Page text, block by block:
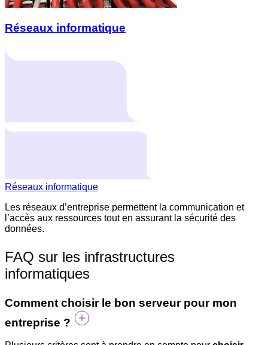
Réseaux informatique
Réseaux informatique
Les réseaux d’entreprise permettent la communication et
l’accès aux ressources tout en assurant la sécurité des
données.
FAQ sur les infrastructures
informatiques
Comment choisir le bon serveur pour mon
entreprise ?